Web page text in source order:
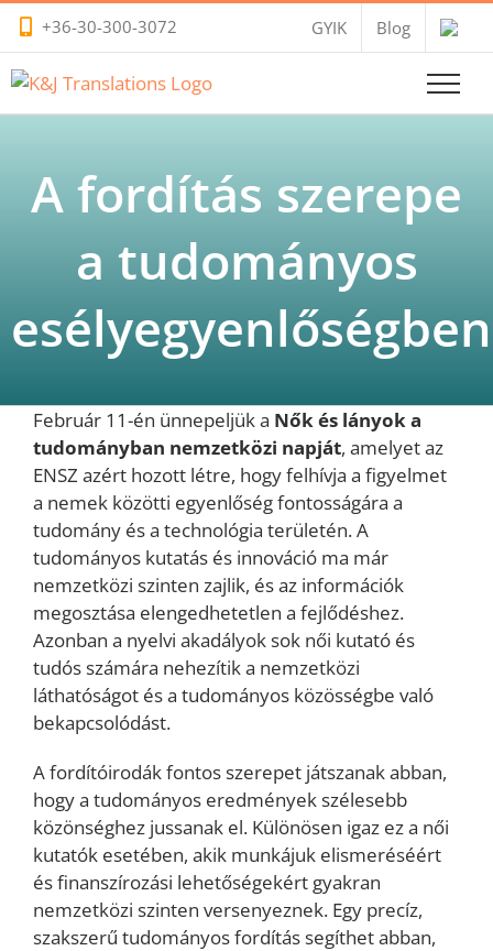
Kihagyás
+36-30-300-3072 GYIK Blog
A fordítás szerepe
a tudományos
esélyegyenlőségben
Február 11-én ünnepeljük a Nők és lányok a
tudományban nemzetközi napját, amelyet az
ENSZ azért hozott létre, hogy felhívja a figyelmet
a nemek közötti egyenlőség fontosságára a
tudomány és a technológia területén. A
tudományos kutatás és innováció ma már
nemzetközi szinten zajlik, és az információk
megosztása elengedhetetlen a fejlődéshez.
Azonban a nyelvi akadályok sok női kutató és
tudós számára nehezítik a nemzetközi
láthatóságot és a tudományos közösségbe való
bekapcsolódást.
A fordítóirodák fontos szerepet játszanak abban,
hogy a tudományos eredmények szélesebb
közönséghez jussanak el. Különösen igaz ez a női
kutatók esetében, akik munkájuk elismeréséért
és finanszírozási lehetőségekért gyakran
nemzetközi szinten versenyeznek. Egy precíz,
szakszerű tudományos fordítás segíthet abban,